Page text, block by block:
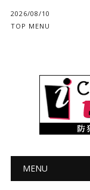
2026/08/10
TOP MENU
メイン
MENU